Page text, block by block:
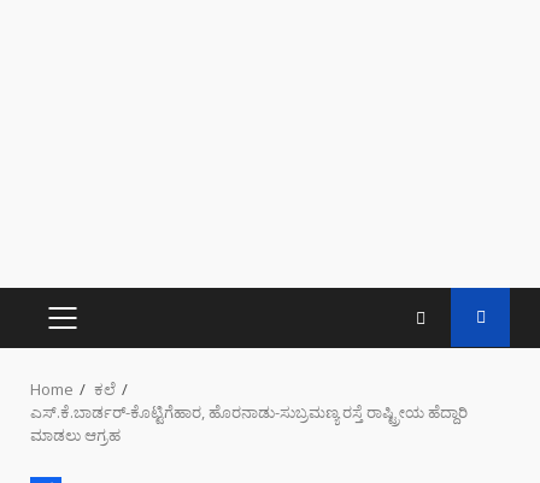
PRIMARY
MENU
Home
ಕಲೆ
ಎಸ್.ಕೆ.ಬಾರ್ಡರ್-ಕೊಟ್ಟಿಗೆಹಾರ, ಹೊರನಾಡು-ಸುಬ್ರಮಣ್ಯ ರಸ್ತೆ ರಾಷ್ಟ್ರೀಯ ಹೆದ್ದಾರಿ
ಮಾಡಲು ಆಗ್ರಹ